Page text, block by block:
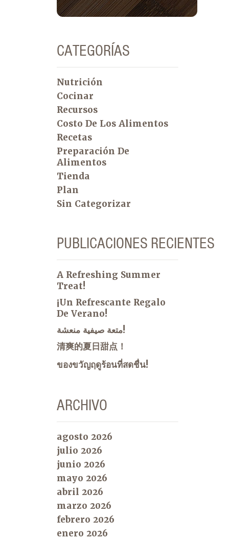
CATEGORÍAS
Nutrición
Cocinar
Recursos
Costo De Los Alimentos
Recetas
Preparación De
Alimentos
Tienda
Plan
Sin Categorizar
PUBLICACIONES RECIENTES
A Refreshing Summer
Treat!
¡Un Refrescante Regalo
De Verano!
متعة صيفية منعشة!
清爽的夏日甜点！
ของขวัญฤดูร้อนที่สดชื่น!
ARCHIVO
agosto 2026
julio 2026
junio 2026
mayo 2026
abril 2026
marzo 2026
febrero 2026
enero 2026